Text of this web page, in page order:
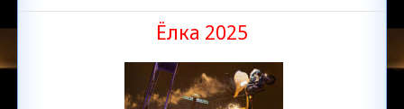
Ёлка 2025